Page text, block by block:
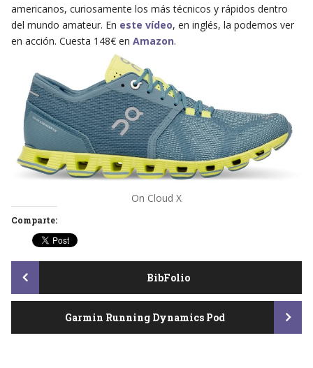
americanos, curiosamente los más técnicos y rápidos dentro
del mundo amateur. En este vídeo, en inglés, la podemos ver
en acción. Cuesta 148€ en Amazon.
On Cloud X
Comparte:
Post
navigation
BibFolio
Garmin Running Dynamics Pod